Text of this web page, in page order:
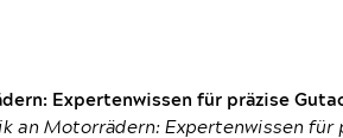
Expertenwissen für präzise
an Motorrädern: Expertenwissen für